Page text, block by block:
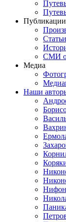
Публикации
Статьи
СМИ о
Медиа
Наши